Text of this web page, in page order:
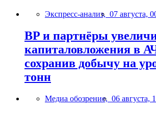
Экспресс-анализ, 07 августа,
BP и партнёры
капиталовложения в
сохранив добычу на
тонн
Медиа обозрение, 06 августа,